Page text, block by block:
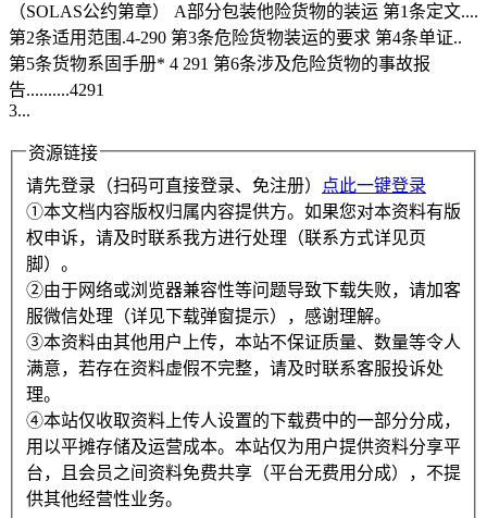
（SOLAS公约第章） A部分包装他险货物的装运 第1条定文....
第2条适用范围.4-290 第3条危险货物装运的要求 第4条单证..
第5条货物系固手册* 4 291 第6条涉及危险货物的事故报
告..........4291
3...
资源链接
请先登录（扫码可直接登录、免注册）
点此一键登录
①本文档内容版权归属内容提供方。如果您对本资料有版
权申诉，请及时联系我方进行处理（联系方式详见页
脚）。
②由于网络或浏览器兼容性等问题导致下载失败，请加客
服微信处理（详见下载弹窗提示），感谢理解。
③本资料由其他用户上传，本站不保证质量、数量等令人
满意，若存在资料虚假不完整，请及时联系客服投诉处
理。
④本站仅收取资料上传人设置的下载费中的一部分分成，
用以平摊存储及运营成本。本站仅为用户提供资料分享平
台，且会员之间资料免费共享（平台无费用分成），不提
供其他经营性业务。